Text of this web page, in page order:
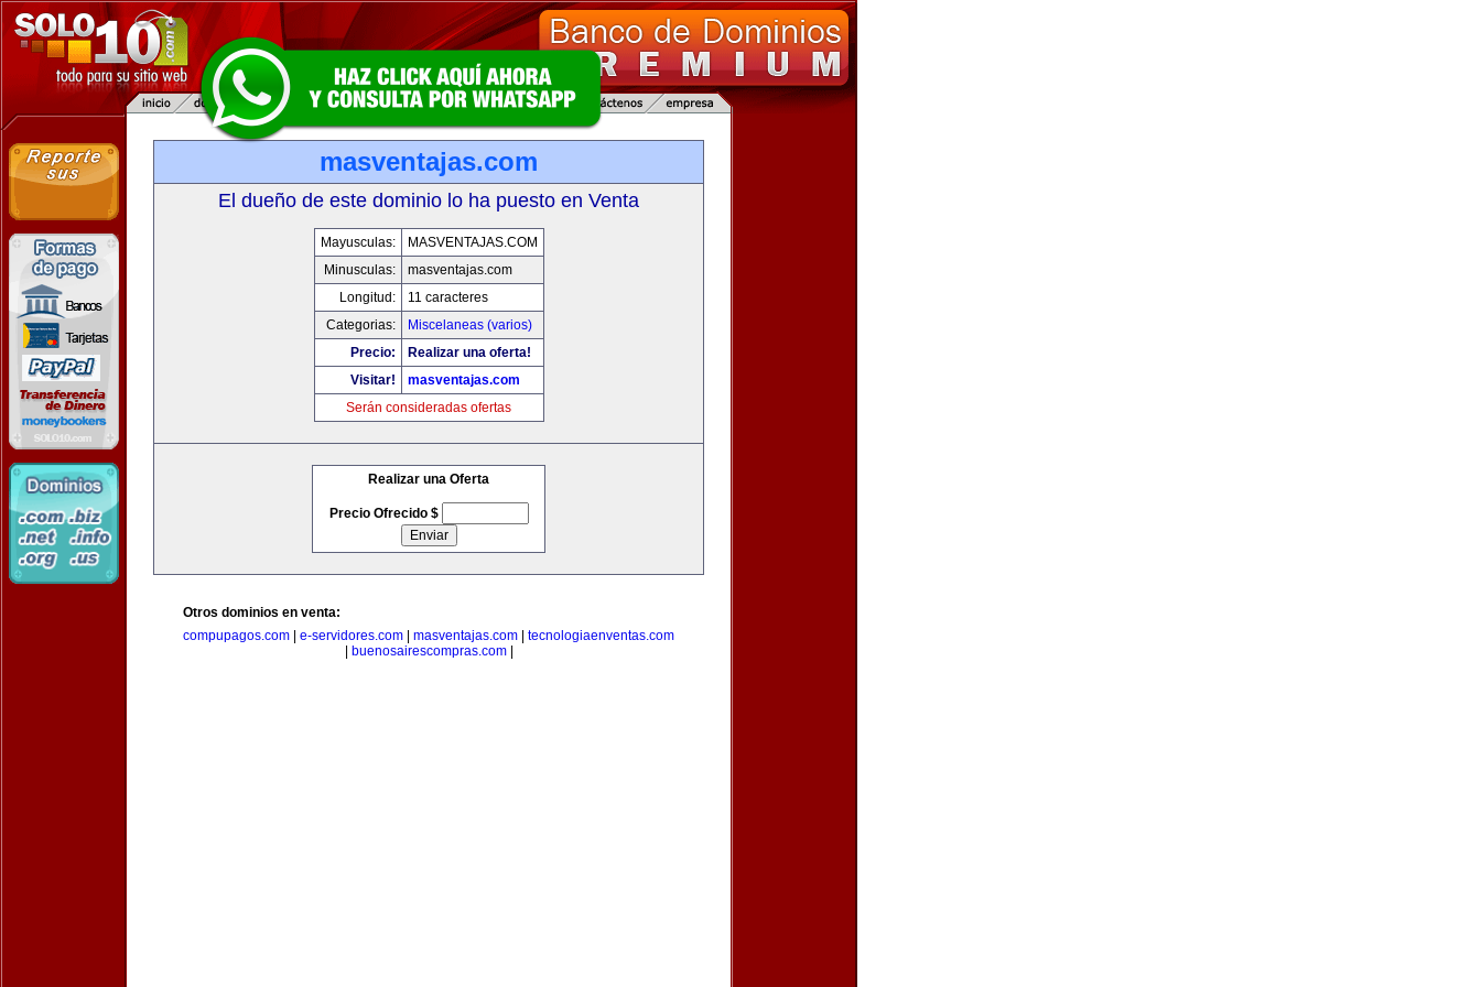
masventajas.com
El dueño de este dominio lo ha puesto en Venta
Mayusculas:
MASVENTAJAS.COM
Minusculas:
masventajas.com
Longitud:
11 caracteres
Categorias:
Miscelaneas (varios)
Precio:
Realizar una oferta!
Visitar!
masventajas.com
Serán consideradas ofertas
Realizar una Oferta
Precio Ofrecido $
Otros dominios en venta:
compupagos.com
e-servidores.com masventajas.com
tecnologiaenventas.com
buenosairescompras.com|